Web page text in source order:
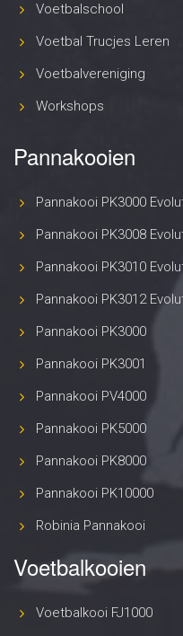
Voetbalschool
Voetbal Trucjes Leren
Voetbalvereniging
Workshops
Pannakooien
Pannakooi PK3000
Pannakooi PK3008
Pannakooi PK3010
Pannakooi PK3012
Pannakooi PK3000
Pannakooi PK3001
Pannakooi PV4000
Pannakooi PK5000
Pannakooi PK8000
Pannakooi PK10000
Robinia Pannakooi
Voetbalkooien
Voetbalkooi FJ1000